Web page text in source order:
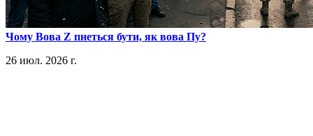
​Чому Вова Z пнеться бути, як вова Пу?
26 июл. 2026 г.